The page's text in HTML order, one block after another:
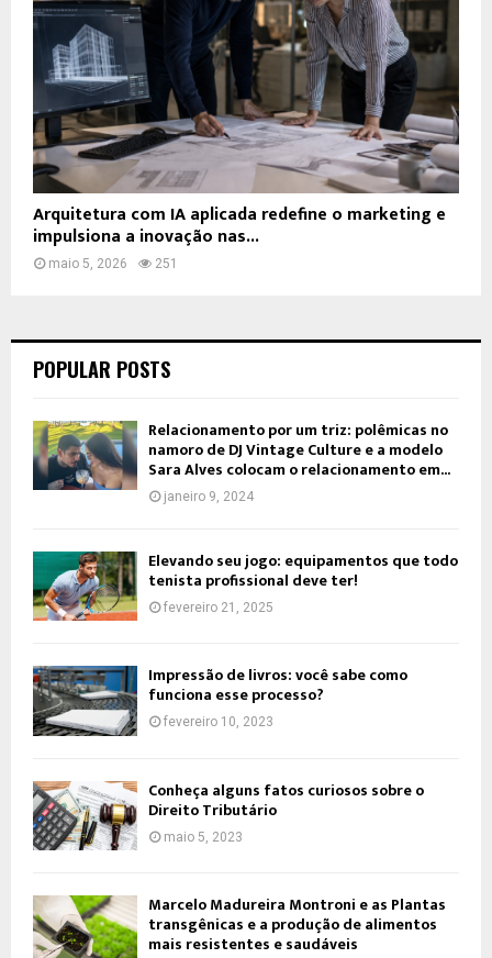
Arquitetura com IA aplicada redefine o marketing e
impulsiona a inovação nas...
maio 5, 2026 251
POPULAR POSTS
Relacionamento por um triz: polêmicas no
namoro de DJ Vintage Culture e a modelo
Sara Alves colocam o relacionamento em...
janeiro 9, 2024
Elevando seu jogo: equipamentos que todo
tenista profissional deve ter!
fevereiro 21, 2025
Impressão de livros: você sabe como
funciona esse processo?
fevereiro 10, 2023
Conheça alguns fatos curiosos sobre o
Direito Tributário
maio 5, 2023
Marcelo Madureira Montroni e as Plantas
transgênicas e a produção de alimentos
mais resistentes e saudáveis